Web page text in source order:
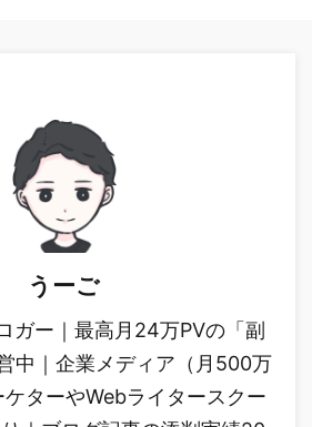
うーご
ガー｜最高月24万PVの「副
中｜企業メディア（月500万
ケターやWebライタースクー